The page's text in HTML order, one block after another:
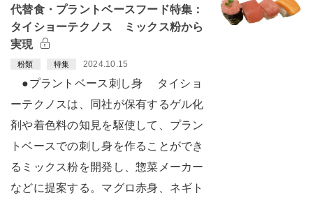
代替食・プラントベースフード特集：
タイショーテクノス ミックス粉から
実現
粉類 特集 2024.10.15
●プラントベース刺し身 タイショ
ーテクノスは、同社が保有するゲル化
剤や着色料の知見を駆使して、プラン
トベースでの刺し身を作ることができ
るミックス粉を開発し、惣菜メーカー
などに提案する。マグロ赤身、ネギト